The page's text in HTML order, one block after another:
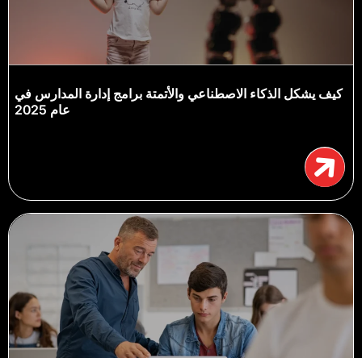
كيف يشكل الذكاء الاصطناعي والأتمتة برامج إدارة المدارس في
عام 2025